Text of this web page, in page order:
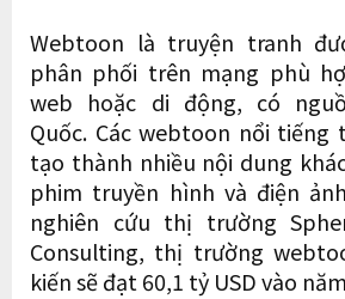
Webtoon là truyện tranh
phân phối trên mạng phù
web hoặc di động, có
Quốc. Các webtoon nổi tiếng
tạo thành nhiều nội dung
phim truyền hình và điện
nghiên cứu thị trường
Consulting, thị trường
kiến ​​sẽ đạt 60,1 tỷ USD vào